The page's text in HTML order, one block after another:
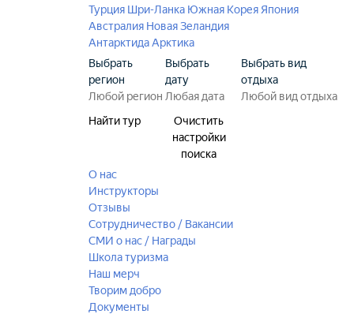
Турция Шри-Ланка Южная Корея Япония
Австралия Новая Зеландия
АнтарктидаАрктика
Выбрать
регион
Выбрать
дату
Выбрать вид
отдыха
Найти тур
Очистить
настройки
поиска
О нас
Инструкторы
Отзывы
Сотрудничество / Вакансии
СМИ о нас / Награды
Школа туризма
Наш мерч
Творим добро
Документы